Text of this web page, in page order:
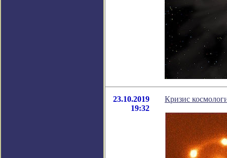
23.10.2019
19:32
Кризис